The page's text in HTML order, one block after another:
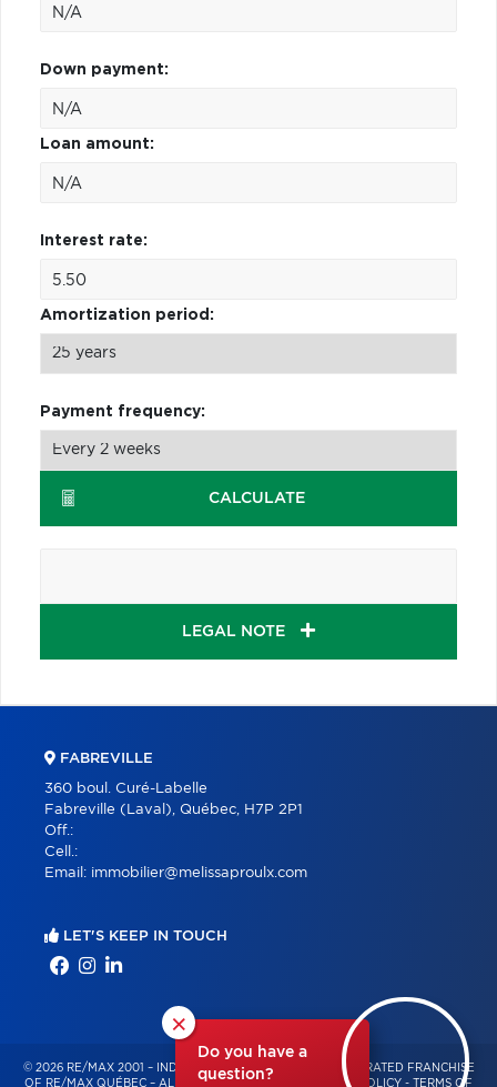
Down payment:
Loan amount:
Interest rate:
Amortization period:
Payment frequency:
CALCULATE
LEGAL NOTE
×
Do you have a
question?
FABREVILLE
360 boul. Curé-Labelle
Fabreville (Laval), Québec, H7P 2P1
Off.:
Cell.:
Email: immobilier@melissaproulx.com
LET'S KEEP IN TOUCH
© 2026 RE/MAX 2001 – INDEPENDENTLY OWNED AND OPERATED FRANCHISE
OF RE/MAX QUÉBEC – ALL RIGHTS RESERVED -
PRIVACY POLICY - TERMS OF